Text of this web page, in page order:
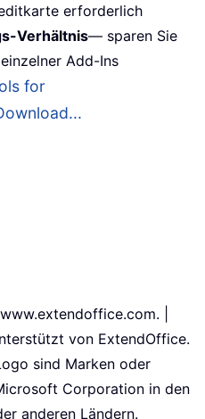
erforderlich
Verhältnis— sparen Sie
Add-Ins
for
|
von ExtendOffice.
sind Marken oder
Corporation in den
anderen Ländern.